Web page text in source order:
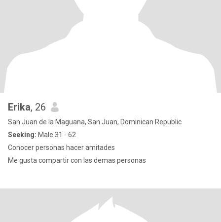
Erika, 26
San Juan de la Maguana, San Juan, Dominican Republic
Seeking: Male 31 - 62
Conocer personas hacer amitades
Me gusta compartir con las demas personas